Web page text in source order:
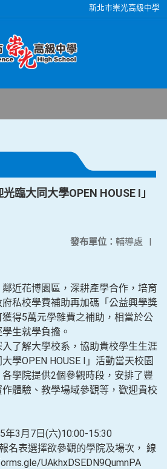
新北市崇光高級中學
臨大同大學OPEN HOUSE I」
發布單位： 輔導處 |
近花博園區，深耕產學合作，培育
私校學費補助再加碼「公益興學獎
得5萬元學雜費之補助，相當於公
生就學負擔。
了解大學校系，協助貴校學生生涯
學OPEN HOUSE I」活動當天校園
學院提供2個參觀時段，安排了豐
體驗、教學場域參觀等，歡迎貴校
年3月7日(六)10:00-15:30
名表選擇欲參觀的學院及場次， 線
UAkhxDSEDN9QumnPA